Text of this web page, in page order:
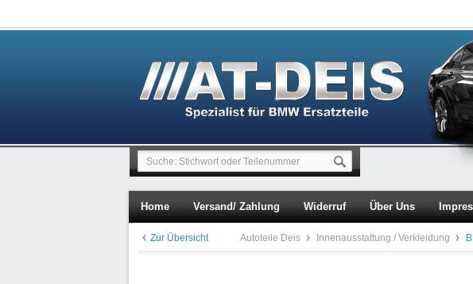
Home Versand/ Zahlung Widerruf Über Uns
Zur Übersicht Autoteile Deis Innenausstattung / Verkleidung